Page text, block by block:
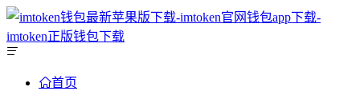
首页